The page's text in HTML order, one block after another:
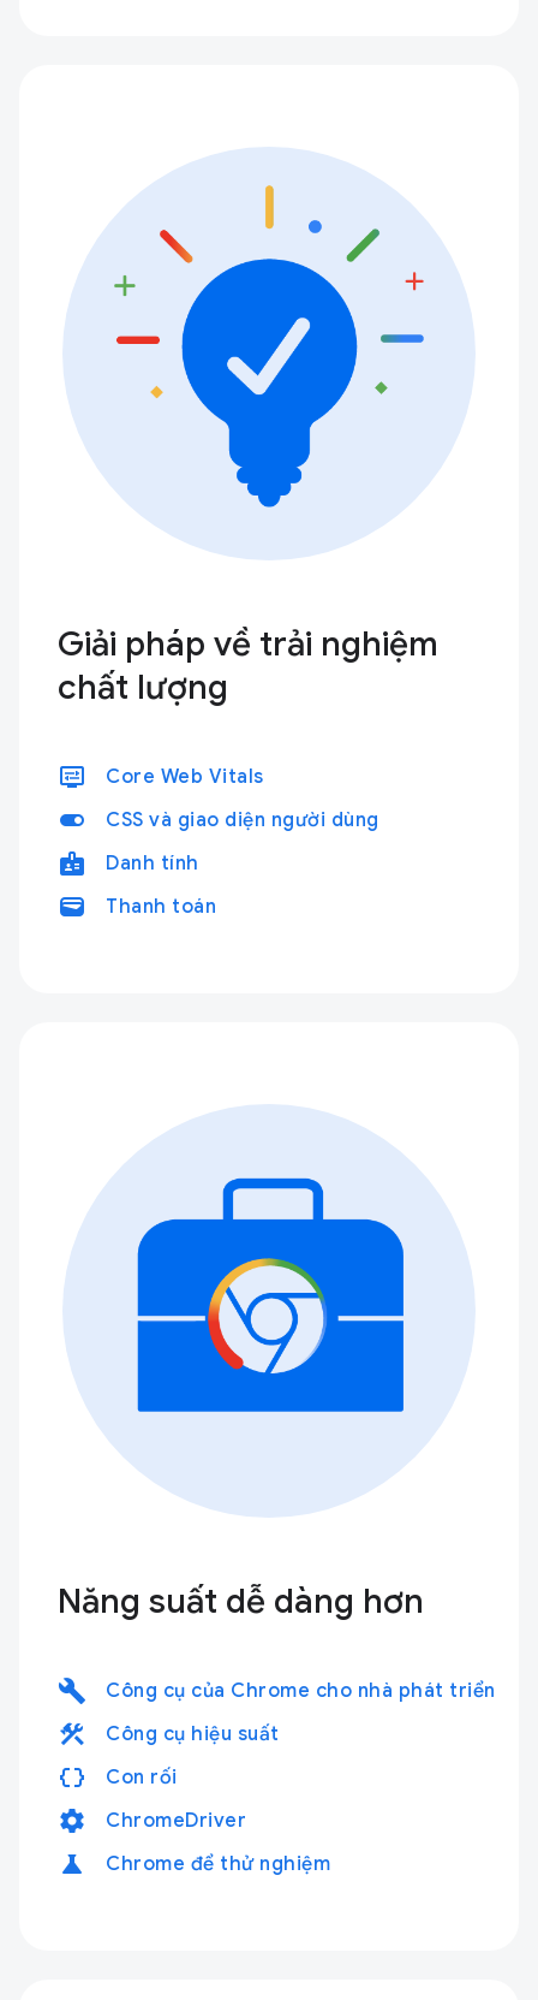
Giải pháp về trải nghiệm
chất lượng
display_settings Core Web Vitals
toggle_on CSS và giao diện người dùng
badge Danh tính
wallet Thanh toán
Năng suất dễ dàng hơn
build Công cụ của Chrome cho nhà phát triển
construction Công cụ hiệu suất
data_object Con rối
settings ChromeDriver
science Chrome để thử nghiệm